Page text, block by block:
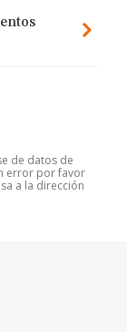
de datos de
error por favor
a la dirección